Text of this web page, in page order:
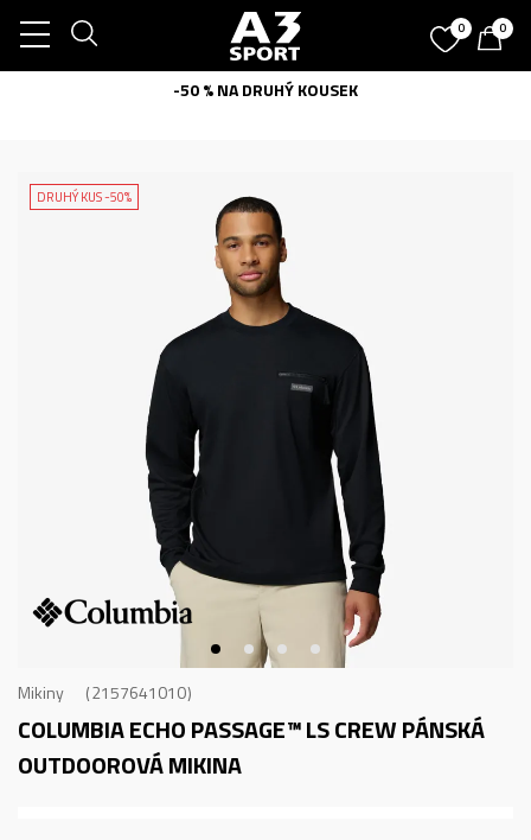
0 0
-50 % NA DRUHÝ KOUSEK
DRUHÝ KUS -50%
Mikiny 2157641010
COLUMBIA ECHO PASSAGE™ LS CREWPÁNSKÁ
OUTDOOROVÁ MIKINA